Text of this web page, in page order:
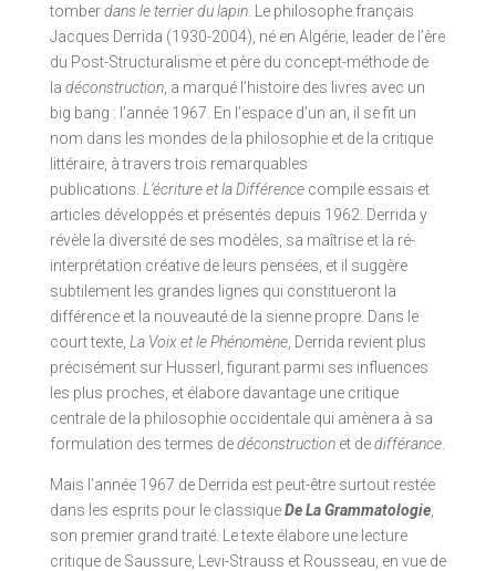
tomberdans le terrier du lapin. Le philosophe français
Jacques Derrida (1930-2004), né en Algérie, leader de l’ère
du Post-Structuralisme et père du concept-méthode de
la déconstruction, a marqué l’histoire des livres avec un
big bang : l’année 1967. En l’espace d’un an, il se fit un
nom dans les mondes de la philosophie et de la critique
littéraire, à travers trois remarquables
publications. L’écriture et la Différencecompile essais et
articles développés et présentés depuis 1962. Derrida y
révèle la diversité de ses modèles, sa maîtrise et la ré-
interprétation créative de leurs pensées, et il suggère
subtilement les grandes lignes qui constitueront la
différence et la nouveauté de la sienne propre. Dans le
court texte, La Voix et le Phénomène, Derrida revient plus
précisément sur Husserl, figurant parmi ses influences
les plus proches, et élabore davantage une critique
centrale de la philosophie occidentale qui amènera à sa
formulation des termes dedéconstructionet dedifférance.
Mais l’année 1967 de Derrida est peut-être surtout restée
dans les esprits pour le classiqueDe La Grammatologie,
son premier grand traité. Le texte élabore une lecture
critique de Saussure, Levi-Strauss et Rousseau, en vue de